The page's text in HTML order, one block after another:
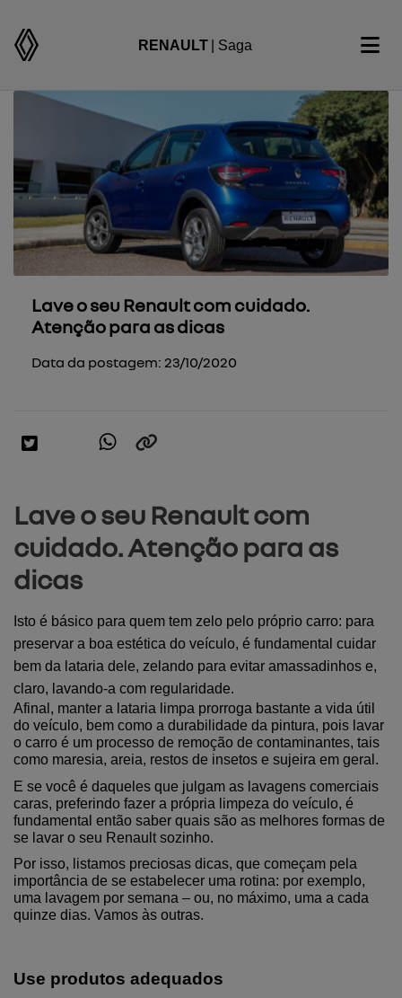
RENAULT | Saga
Lave o seu Renault com cuidado.
Atenção para as dicas
Data da postagem: 23/10/2020
Lave o seu Renault com
cuidado. Atenção para as
dicas
Isto é básico para quem tem zelo pelo próprio carro: para
preservar a boa estética do veículo, é fundamental cuidar
bem da lataria dele, zelando para evitar amassadinhos e,
claro, lavando-a com regularidade.
Afinal, manter a lataria limpa prorroga bastante a vida útil
do veículo, bem como a durabilidade da pintura, pois lavar
o carro é um processo de remoção de contaminantes, tais
como maresia, areia, restos de insetos e sujeira em geral.
E se você é daqueles que julgam as lavagens comerciais
caras, preferindo fazer a própria limpeza do veículo, é
fundamental então saber quais são as melhores formas de
se lavar o seu Renault sozinho.
Por isso, listamos preciosas dicas, que começam pela
importância de se estabelecer uma rotina: por exemplo,
uma lavagem por semana – ou, no máximo, uma a cada
quinze dias. Vamos às outras.
Use produtos adequados